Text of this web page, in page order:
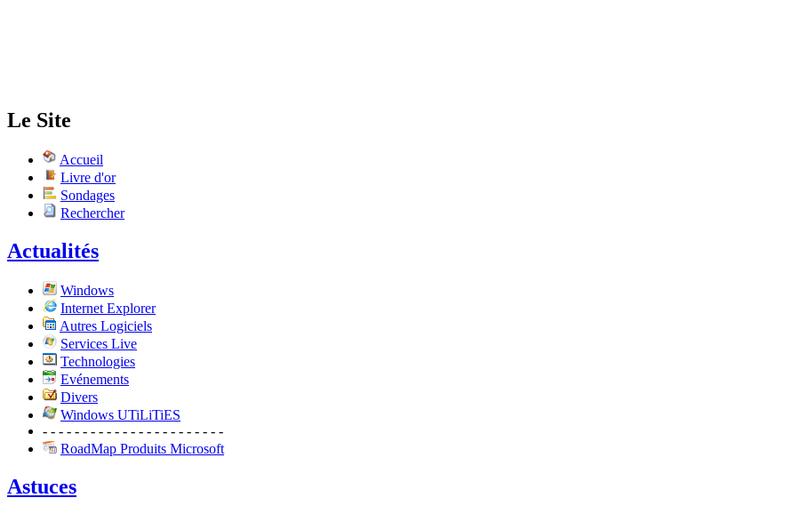
Le Site
Accueil
Livre d'or
Sondages
Rechercher
Actualités
Windows
Internet Explorer
Autres Logiciels
Services Live
Technologies
Evénements
Divers
Windows UTiLiTiES
- - - - - - - - - - - - - - - - - - - - - - -
RoadMap Produits Microsoft
Astuces